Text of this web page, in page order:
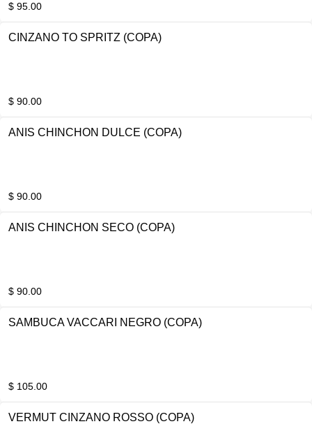
$ 95.00
CINZANO TO SPRITZ (COPA)
$ 90.00
ANIS CHINCHON DULCE (COPA)
$ 90.00
ANIS CHINCHON SECO (COPA)
$ 90.00
SAMBUCA VACCARI NEGRO (COPA)
$ 105.00
VERMUT CINZANO ROSSO (COPA)